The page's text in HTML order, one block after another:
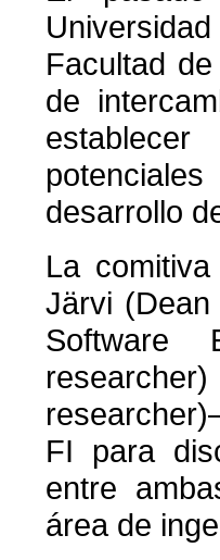
Facultad
de
desarrollo
La
Järvi
Software
FI para
entre
área de